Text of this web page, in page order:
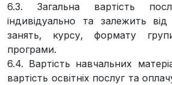
6.3. Загальна вартість
індивідуально та залежить
занять, курсу, формату
програми.
6.4. Вартість навчальних
вартість освітніх послуг та